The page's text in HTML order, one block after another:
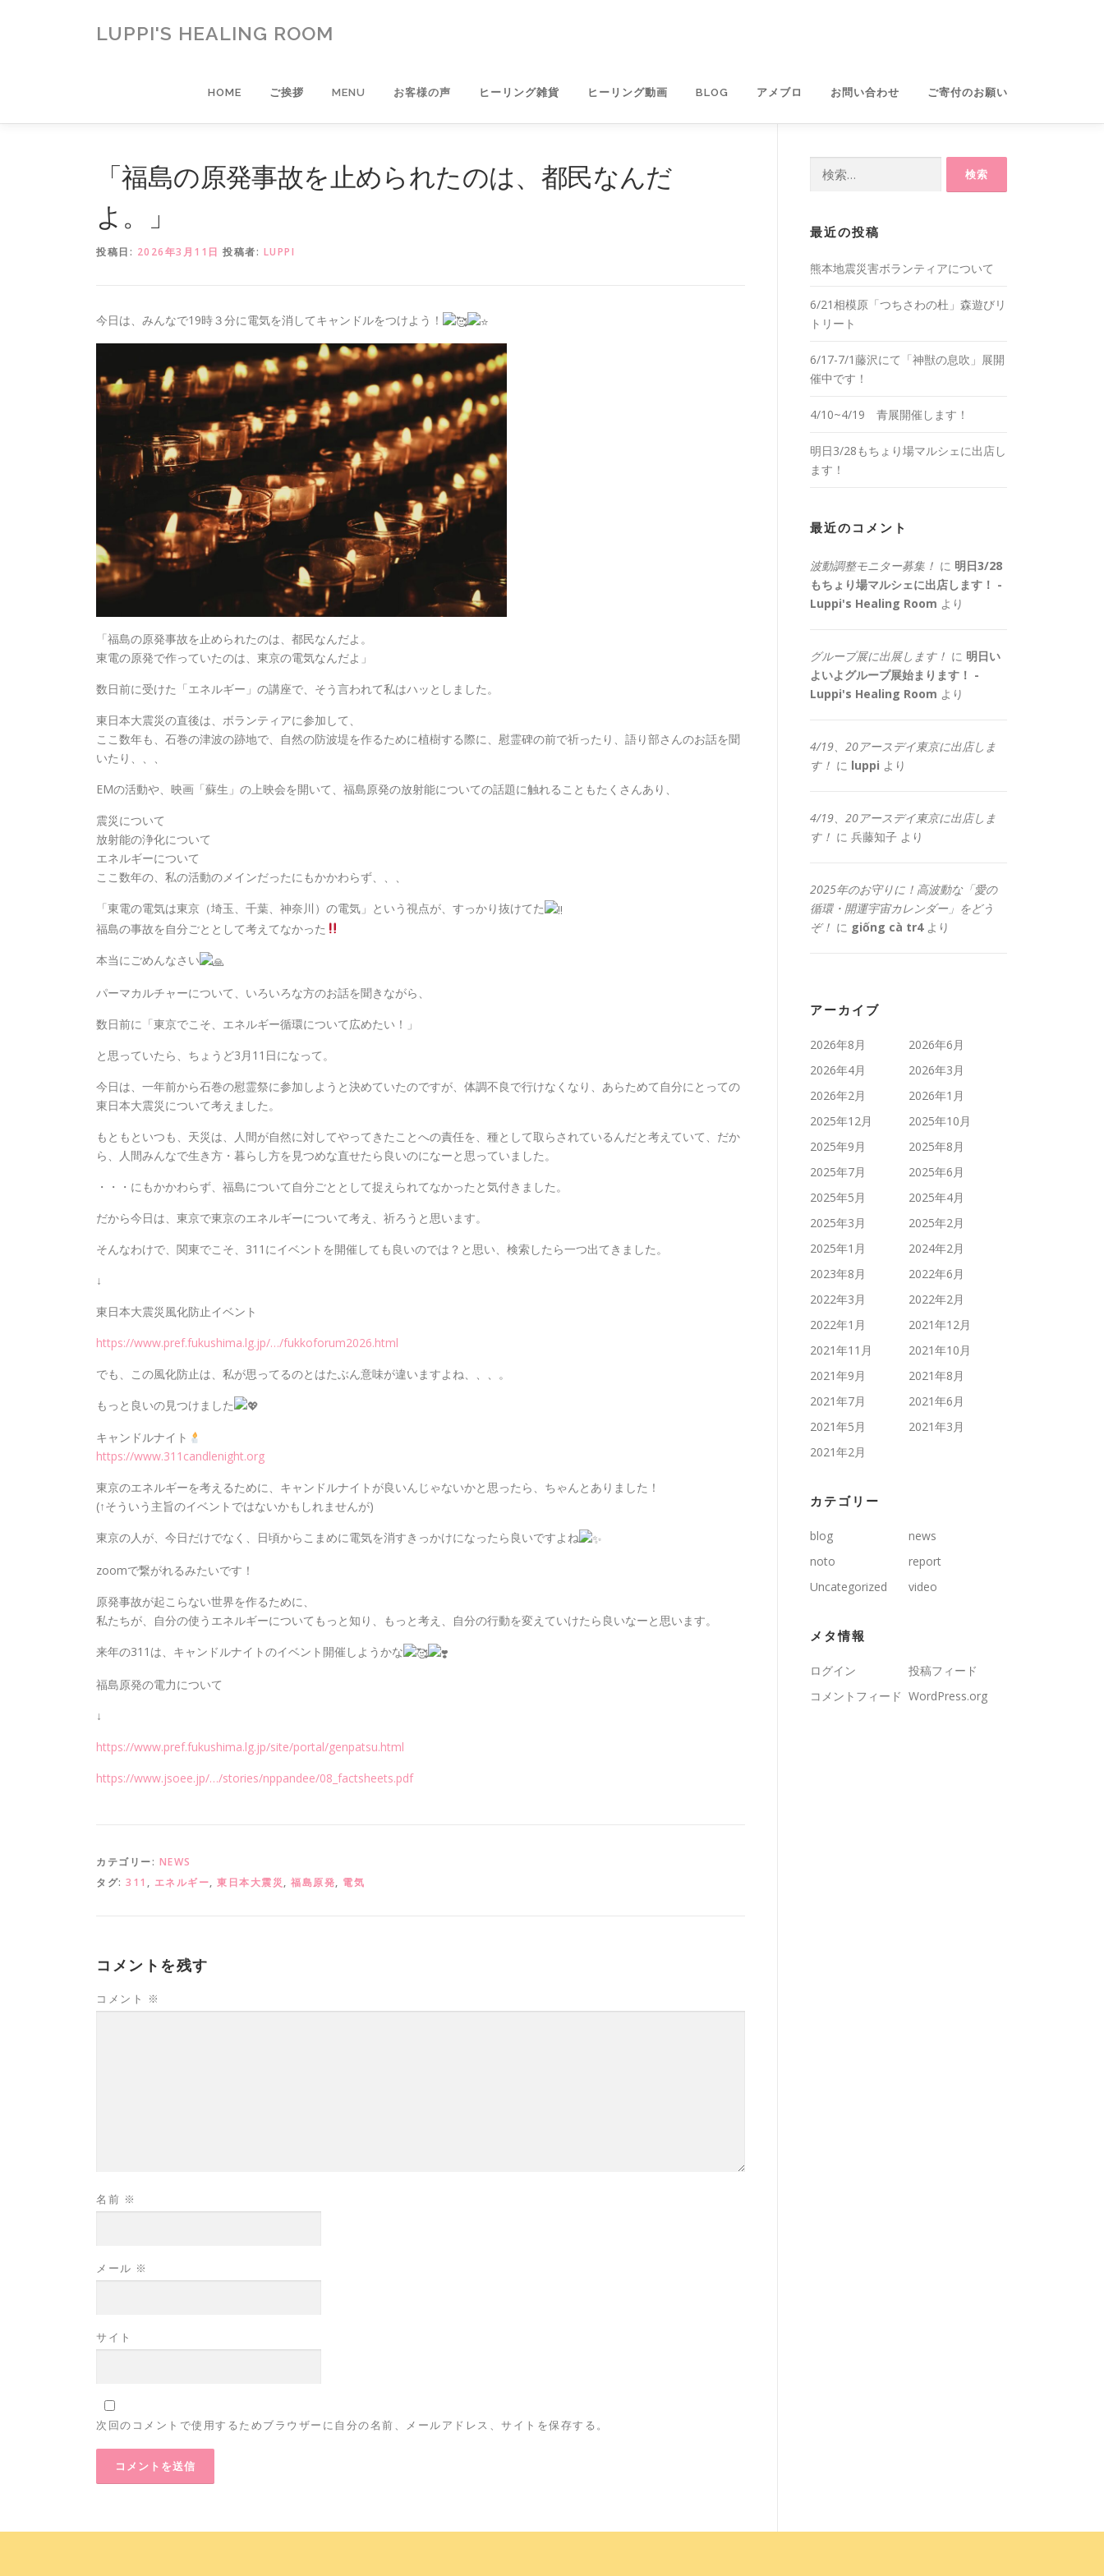
ス
LUPPI'S HEALING ROOM
HOME ご挨拶 MENU お客様の声 ヒーリング雑貨 ヒーリング動画 BLOG アメブロ お問い合わせ ご寄付のお願い
「福島の原発事故を止められたのは、都民なんだ
よ。」
投稿日: 2026年3月11日 投稿者: LUPPI
今日は、みんなで19時３分に電気を消してキャンドルをつけよう！
「福島の原発事故を止められたのは、都民なんだよ。
東電の原発で作っていたのは、東京の電気なんだよ」
数日前に受けた「エネルギー」の講座で、そう言われて私はハッとしました。
東日本大震災の直後は、ボランティアに参加して、
ここ数年も、石巻の津波の跡地で、自然の防波堤を作るために植樹する際に、慰霊碑の前で祈ったり、語り部さんのお話を聞
いたり、、、
EMの活動や、映画「蘇生」の上映会を開いて、福島原発の放射能についての話題に触れることもたくさんあり、
震災について
放射能の浄化について
エネルギーについて
ここ数年の、私の活動のメインだったにもかかわらず、、、
「東電の電気は東京（埼玉、千葉、神奈川）の電気」という視点が、すっかり抜けてた
福島の事故を自分ごととして考えてなかった
本当にごめんなさい
パーマカルチャーについて、いろいろな方のお話を聞きながら、
数日前に「東京でこそ、エネルギー循環について広めたい！」
と思っていたら、ちょうど3月11日になって。
今日は、一年前から石巻の慰霊祭に参加しようと決めていたのですが、体調不良で行けなくなり、あらためて自分にとっての
東日本大震災について考えました。
もともといつも、天災は、人間が自然に対してやってきたことへの責任を、種として取らされているんだと考えていて、だか
ら、人間みんなで生き方・暮らし方を見つめな直せたら良いのになーと思っていました。
・・・にもかかわらず、福島について自分ごととして捉えられてなかったと気付きました。
だから今日は、東京で東京のエネルギーについて考え、祈ろうと思います。
そんなわけで、関東でこそ、311にイベントを開催しても良いのでは？と思い、検索したら一つ出てきました。
↓
東日本大震災風化防止イベント
https://www.pref.fukushima.lg.jp/…/fukkoforum2026.html
でも、この風化防止は、私が思ってるのとはたぶん意味が違いますよね、、、。
もっと良いの見つけました
キャンドルナイト
https://www.311candlenight.org
東京のエネルギーを考えるために、キャンドルナイトが良いんじゃないかと思ったら、ちゃんとありました！
(↑そういう主旨のイベントではないかもしれませんが)
東京の人が、今日だけでなく、日頃からこまめに電気を消すきっかけになったら良いですよね
zoomで繋がれるみたいです！
原発事故が起こらない世界を作るために、
私たちが、自分の使うエネルギーについてもっと知り、もっと考え、自分の行動を変えていけたら良いなーと思います。
来年の311は、キャンドルナイトのイベント開催しようかな
福島原発の電力について
↓
https://www.pref.fukushima.lg.jp/site/portal/genpatsu.html
https://www.jsoee.jp/…/stories/nppandee/08_factsheets.pdf
カテゴリー: NEWS
タグ: 311 , エネルギー, 東日本大震災, 福島原発, 電気
コメントを残す
コメント ※
名前 ※
メール ※
サイト
次回のコメントで使用するためブラウザーに自分の名前、メールアドレス、サイトを保存する。
最近の投稿
熊本地震災害ボランティアについて
6/21相模原「つちさわの杜」森遊びリ
トリート
6/17-7/1藤沢にて「神獣の息吹」展開
催中です！
4/10~4/19 青展開催します！
明日3/28もちょり場マルシェに出店し
ます！
最近のコメント
波動調整モニター募集！ に 明日3/28
もちょり場マルシェに出店します！ -
Luppi's Healing Room より
グループ展に出展します！ に 明日い
よいよグループ展始まります！ -
Luppi's Healing Room より
4/19、20アースデイ東京に出店しま
す！ に luppi より
4/19、20アースデイ東京に出店しま
す！ に 兵藤知子 より
2025年のお守りに！高波動な「愛の
循環・開運宇宙カレンダー」をどう
ぞ！ に giống cà tr4より
アーカイブ
2026年8月
2026年6月
2026年4月
2026年3月
2026年2月
2026年1月
2025年12月
2025年10月
2025年9月
2025年8月
2025年7月
2025年6月
2025年5月
2025年4月
2025年3月
2025年2月
2025年1月
2024年2月
2023年8月
2022年6月
2022年3月
2022年2月
2022年1月
2021年12月
2021年11月
2021年10月
2021年9月
2021年8月
2021年7月
2021年6月
2021年5月
2021年3月
2021年2月
カテゴリー
blog
news
noto
report
Uncategorized
video
メタ情報
ログイン
投稿フィード
コメントフィード WordPress.org